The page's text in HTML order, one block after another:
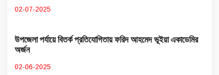
02-07-2025
উপজেলা পর্যায়ে বিতর্ক প্রতিযোগিতায় ফরিদ আহমেদ ভূইয়া একাডেমির
অর্জন
02-06-2025